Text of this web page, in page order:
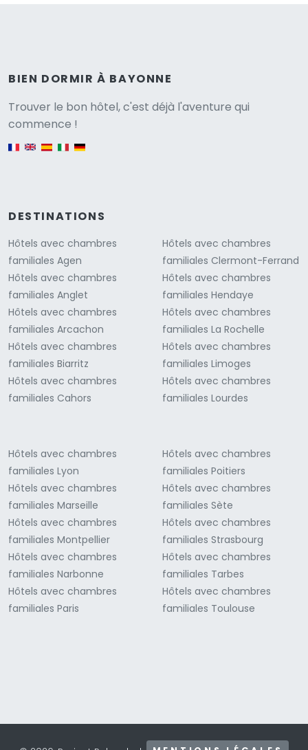
BIEN DORMIR À BAYONNE
Trouver le bon hôtel, c'est déjà l'aventure qui
commence !
DESTINATIONS
Hôtels avec chambres
familiales Agen
Hôtels avec chambres
familiales Anglet
Hôtels avec chambres
familiales Arcachon
Hôtels avec chambres
familiales Biarritz
Hôtels avec chambres
familiales Cahors
Hôtels avec chambres
familiales Clermont-Ferrand
Hôtels avec chambres
familiales Hendaye
Hôtels avec chambres
familiales La Rochelle
Hôtels avec chambres
familiales Limoges
Hôtels avec chambres
familiales Lourdes
Hôtels avec chambres
familiales Lyon
Hôtels avec chambres
familiales Marseille
Hôtels avec chambres
familiales Montpellier
Hôtels avec chambres
familiales Narbonne
Hôtels avec chambres
familiales Paris
Hôtels avec chambres
familiales Poitiers
Hôtels avec chambres
familiales Sète
Hôtels avec chambres
familiales Strasbourg
Hôtels avec chambres
familiales Tarbes
Hôtels avec chambres
familiales Toulouse